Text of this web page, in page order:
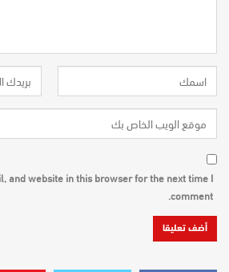
and website in this browser for the next time I
comment.